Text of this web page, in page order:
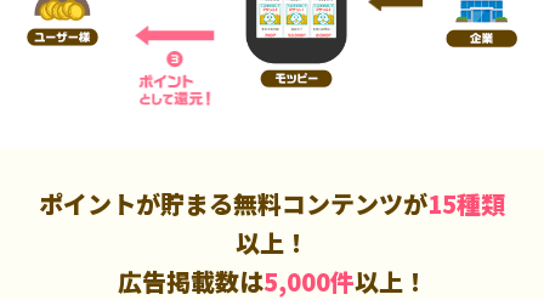
ポイントが貯まる無料コンテンツが15種類
以上！
広告掲載数は5,000件以上！